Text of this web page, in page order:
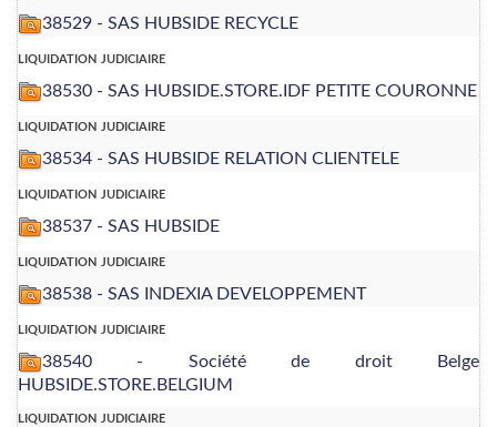
38529 - SAS HUBSIDE RECYCLE
liquidation judiciaire
38530 - SAS HUBSIDE.STORE.IDF PETITE COURONNE
liquidation judiciaire
38534 - SAS HUBSIDE RELATION CLIENTELE
liquidation judiciaire
38537 - SAS HUBSIDE
liquidation judiciaire
38538 - SAS INDEXIA DEVELOPPEMENT
liquidation judiciaire
38540 - Société de droit Belge
HUBSIDE.STORE.BELGIUM
liquidation judiciaire